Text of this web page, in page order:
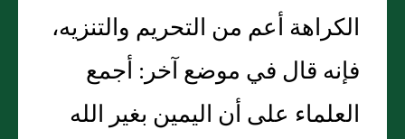
الكراهة أعم من التحريم والتنزيه،
فإنه قال في موضع آخر: أجمع
العلماء على أن اليمين بغير الله